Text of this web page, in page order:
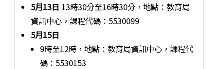
5月13日 13時30分至16時30分，地點：教育局
資訊中心，課程代碼：5530099
5月15日
9時至12時，地點：教育局資訊中心，課程代
碼：5530153